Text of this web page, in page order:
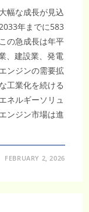
幅な成長が見込
年までに583
の急成長は年平
、建設業、発電
ンジンの需要拡
工業化を続ける
ネルギーソリュ
ンジン市場は進
FEBRUARY 2, 2026